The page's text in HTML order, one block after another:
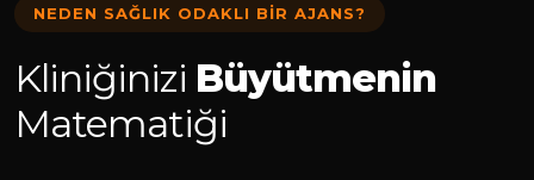
NEDEN SAĞLIK ODAKLI BIR AJANS?
Kliniğinizi Büyütmenin
Matematiği